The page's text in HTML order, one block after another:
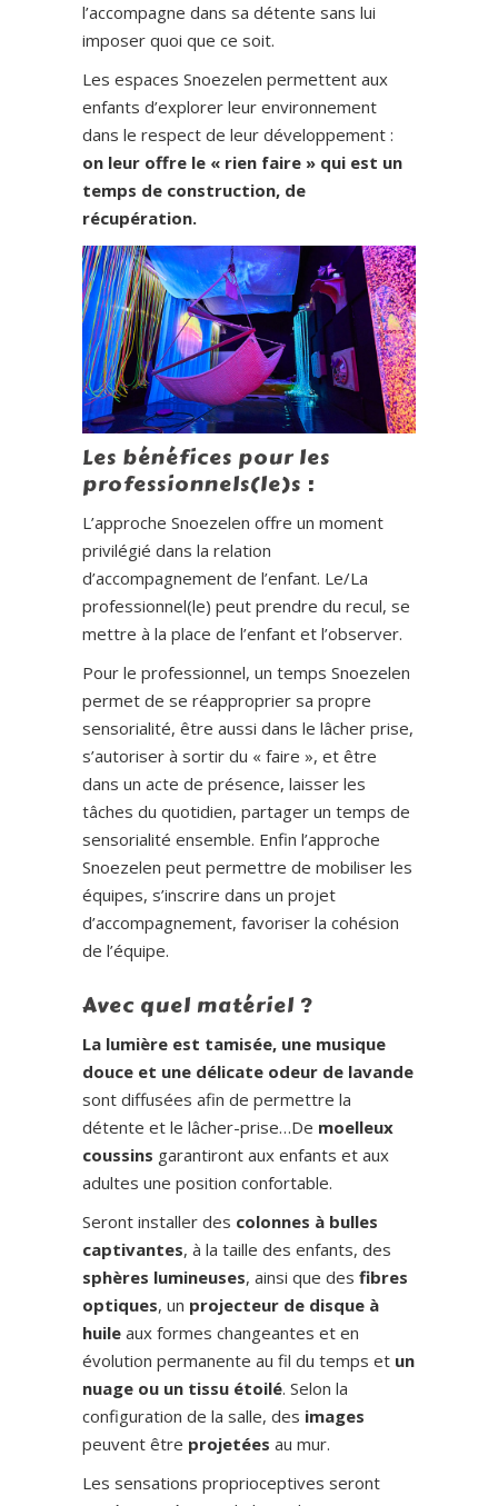
l’accompagne dans sa détente sans lui
imposer quoi que ce soit.
Les espaces Snoezelen permettent aux
enfants d’explorer leur environnement
dans le respect de leur développement :
on leur offre le « rien faire » qui est un
temps de construction, de
récupération.
Les bénéfices pour les
professionnels(le)s :
L’approche Snoezelen offre un moment
privilégié dans la relation
d’accompagnement de l’enfant. Le/La
professionnel(le) peut prendre du recul, se
mettre à la place de l’enfant et l’observer.
Pour le professionnel, un temps Snoezelen
permet de se réapproprier sa propre
sensorialité, être aussi dans le lâcher prise,
s’autoriser à sortir du « faire », et être
dans un acte de présence, laisser les
tâches du quotidien, partager un temps de
sensorialité ensemble. Enfin l’approche
Snoezelen peut permettre de mobiliser les
équipes, s’inscrire dans un projet
d’accompagnement, favoriser la cohésion
de l’équipe.
Avec quel matériel ?
La lumière est tamisée, une musique
douce et une délicate odeur de lavande
sont diffusées afin de permettre la
détente et le lâcher-prise…De moelleux
coussins garantiront aux enfants et aux
adultes une position confortable.
Seront installer des colonnes à bulles
captivantes, à la taille des enfants, des
sphères lumineuses, ainsi que des fibres
optiques, un projecteur de disque à
huile aux formes changeantes et en
évolution permanente au fil du temps et un
nuage ou un tissu étoilé. Selon la
configuration de la salle, des images
peuvent être projetées au mur.
Les sensations proprioceptives seront